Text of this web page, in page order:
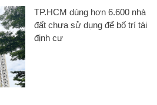
TP.HCM dùng hơn 6.600 nhà
đất chưa sử dụng để bố trí tái
định cư